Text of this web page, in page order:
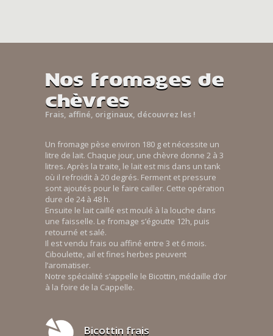
Nos fromages de
chèvres
Frais, affiné, originaux, découvrez les !
Un fromage pèse environ 180 g et nécessite un
litre de lait. Chaque jour, une chèvre donne 2 à 3
litres. Après la traite, le lait est mis dans un tank
où il refroidit à 20 degrés. Ferment et pressure
sont ajoutés pour le faire cailler. Cette opération
dure de 24 à 48 h.
Ensuite le lait caillé est moulé à la louche dans
une faisselle. Le fromage s’égoutte 12h, puis
retourné et salé.
Il est vendu frais ou affiné entre 3 et 6 mois.
Ciboulette, ail et fines herbes peuvent
l’aromatiser.
Notre spécialité s’appelle le Bicottin, médaille d’or
à la foire de la Cappelle.
Bicottin frais